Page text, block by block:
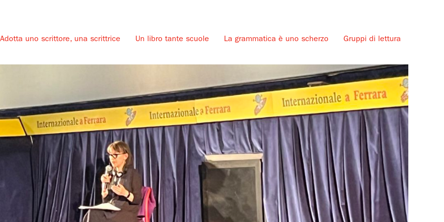
Adotta uno scrittore, una scrittrice Un libro tante scuole La grammatica è uno scherzo Gruppi di lettura